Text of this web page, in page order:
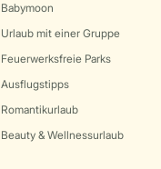
Babymoon
Urlaub mit einer Gruppe
Feuerwerksfreie Parks
Ausflugstipps
Romantikurlaub
Beauty & Wellnessurlaub